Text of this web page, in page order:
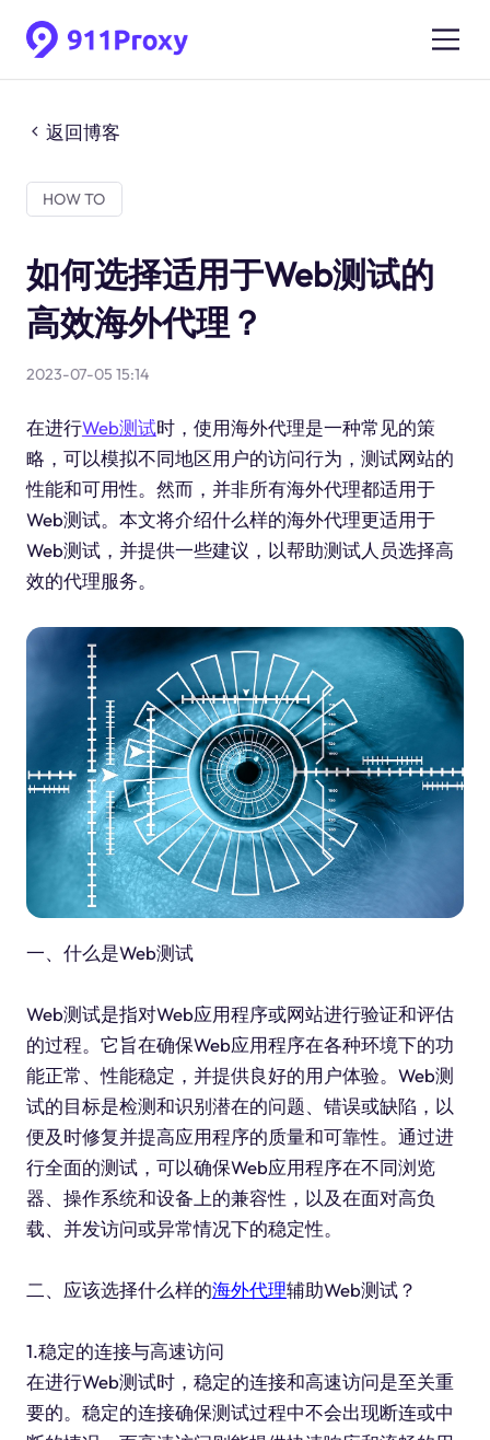
返回博客
HOW TO
如何选择适用于Web测试的
高效海外代理？
2023-07-05 15:14
在进行Web测试时，使用海外代理是一种常见的策
略，可以模拟不同地区用户的访问行为，测试网站的
性能和可用性。然而，并非所有海外代理都适用于
Web测试。本文将介绍什么样的海外代理更适用于
Web测试，并提供一些建议，以帮助测试人员选择高
效的代理服务。
一、什么是Web测试
Web测试是指对Web应用程序或网站进行验证和评估
的过程。它旨在确保Web应用程序在各种环境下的功
能正常、性能稳定，并提供良好的用户体验。Web测
试的目标是检测和识别潜在的问题、错误或缺陷，以
便及时修复并提高应用程序的质量和可靠性。通过进
行全面的测试，可以确保Web应用程序在不同浏览
器、操作系统和设备上的兼容性，以及在面对高负
载、并发访问或异常情况下的稳定性。
二、应该选择什么样的海外代理辅助Web测试？
1.稳定的连接与高速访问
在进行Web测试时，稳定的连接和高速访问是至关重
要的。稳定的连接确保测试过程中不会出现断连或中